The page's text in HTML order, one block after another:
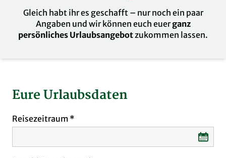
Gleich habt ihr es geschafft – nur noch ein paar
Angaben und wir können euch euerganz
persönliches Urlaubsangebotzukommen lassen.
Eure Urlaubsdaten
Reisezeitraum